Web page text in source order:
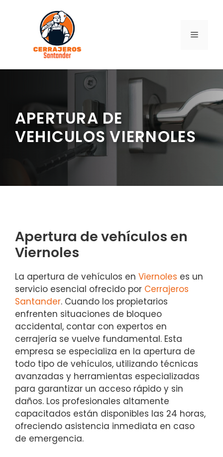
contenido
MENÚ
APERTURA DE
VEHICULOS VIERNOLES
Apertura de vehículos en
Viernoles
La apertura de vehículos en Viernoles es un
servicio esencial ofrecido por Cerrajeros
Santander. Cuando los propietarios
enfrenten situaciones de bloqueo
accidental, contar con expertos en
cerrajería se vuelve fundamental. Esta
empresa se especializa en la apertura de
todo tipo de vehículos, utilizando técnicas
avanzadas y herramientas especializadas
para garantizar un acceso rápido y sin
daños. Los profesionales altamente
capacitados están disponibles las 24 horas,
ofreciendo asistencia inmediata en caso
de emergencia.